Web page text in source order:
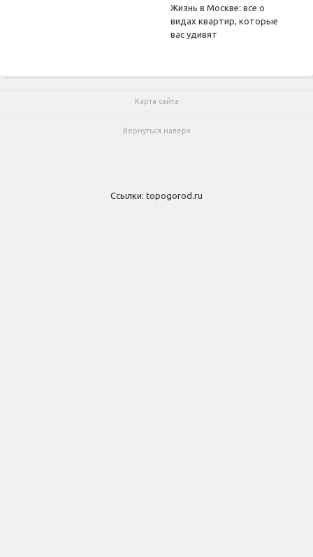
Жизнь в Москве: все о
видах квартир, которые
вас удивят
Карта сайта
Вернуться наверх
Ссылки: topogorod.ru